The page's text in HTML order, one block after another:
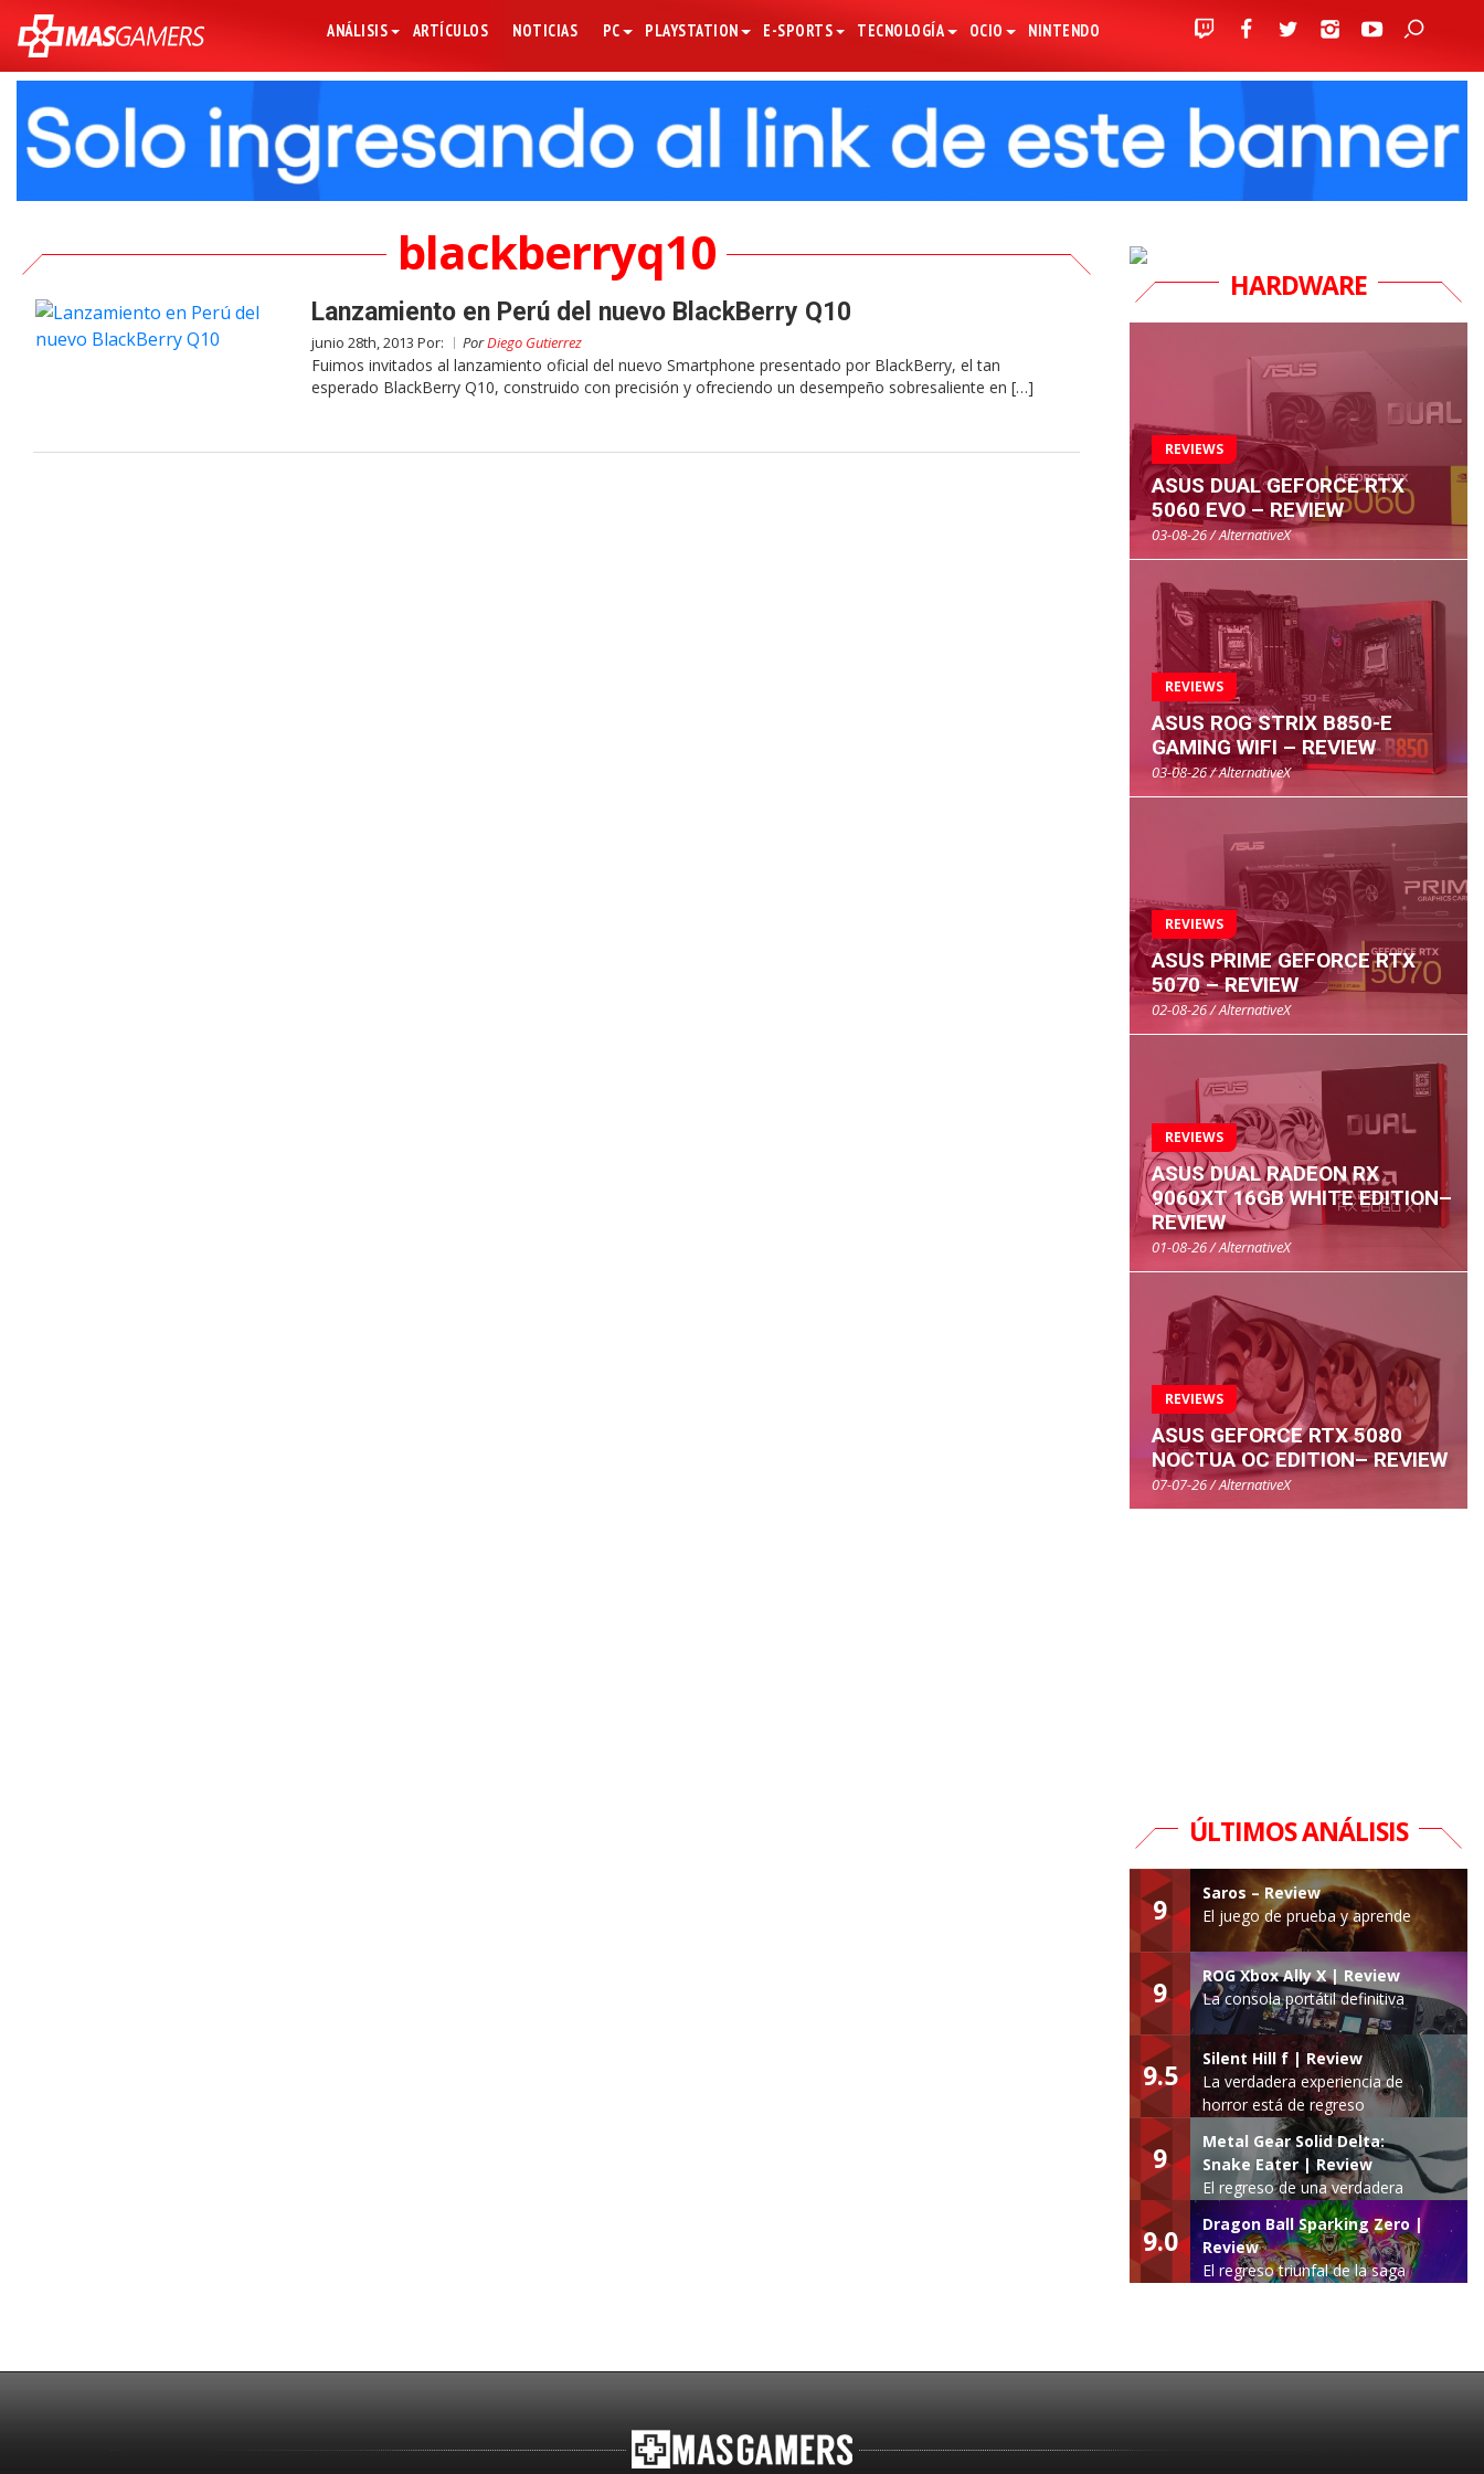
ANÁLISIS ARTÍCULOS NOTICIAS PC PLAYSTATION E-SPORTS TECNOLOGÍA OCIO NINTENDO
blackberryq10
Lanzamiento en Perú del nuevo BlackBerry Q10
junio 28th, 2013 Por: PorDiego Gutierrez
Fuimos invitados al lanzamiento oficial del nuevo Smartphone presentado por BlackBerry, el tan
esperado BlackBerry Q10, construido con precisión y ofreciendo un desempeño sobresaliente en […]
HARDWARE
REVIEWS
ASUS DUAL GEFORCE RTX
5060 EVO – REVIEW
03-08-26 / AlternativeX
REVIEWS
ASUS ROG STRIX B850-E
GAMING WIFI – REVIEW
03-08-26 / AlternativeX
REVIEWS
ASUS PRIME GEFORCE RTX
5070 – REVIEW
02-08-26 / AlternativeX
REVIEWS
ASUS DUAL RADEON RX
9060XT 16GB WHITE EDITION–
REVIEW
01-08-26 / AlternativeX
REVIEWS
ASUS GEFORCE RTX 5080
NOCTUA OC EDITION– REVIEW
07-07-26 / AlternativeX
ÚLTIMOS ANÁLISIS
9
Saros – Review
El juego de prueba y aprende
9
ROG Xbox Ally X | Review
La consola portátil definitiva
9.5
Silent Hill f | Review
La verdadera experiencia de
horror está de regreso
9
Metal Gear Solid Delta:
Snake Eater | Review
El regreso de una verdadera
leyenda
9.0
Dragon Ball Sparking Zero |
Review
El regreso triunfal de la saga